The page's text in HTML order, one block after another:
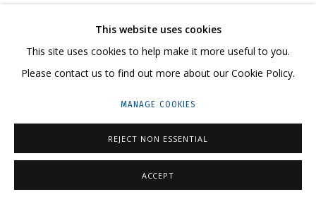
изображение в форму медитации. Цветок возникает как
одновременно к традиции и к личному опыту художницы.
This website uses cookies
This site uses cookies to help make it more useful to you.
Please contact us to find out more about our Cookie Policy.
MANAGE COOKIES
REJECT NON ESSENTIAL
ACCEPT